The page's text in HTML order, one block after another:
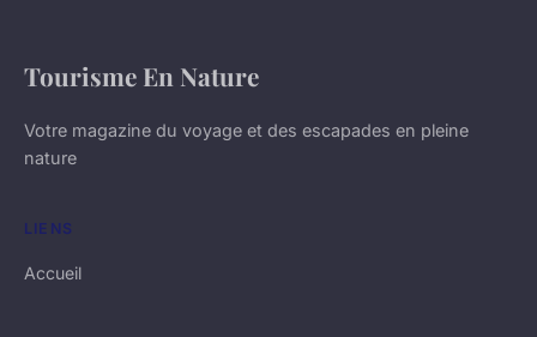
Tourisme En Nature
Votre magazine du voyage et des escapades en pleine
nature
LIENS
Accueil